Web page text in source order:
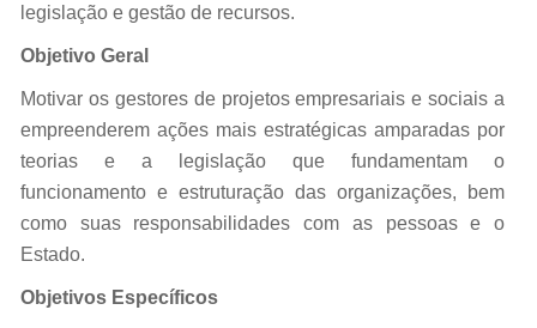
legislação e gestão de recursos.
Objetivo Geral
Motivar os gestores de projetos empresariais e sociais a
empreenderem ações mais estratégicas amparadas por
teorias e a legislação que fundamentam o
funcionamento e estruturação das organizações, bem
como suas responsabilidades com as pessoas e o
Estado.
Objetivos Específicos